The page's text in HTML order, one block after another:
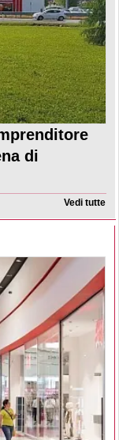
di
Vedi tutte